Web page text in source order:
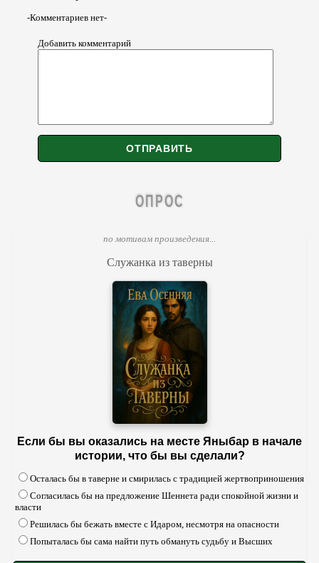
-Комментариев нет-
Добавить комментарий
ОПРОС
по мотивам произведения...
Служанка из таверны
Если бы вы оказались на месте Яныбар в начале
истории, что бы вы сделали?
Осталась бы в таверне и смирилась с традицией жертвоприношения
Согласилась бы на предложение Шеннета ради спокойной жизни и
власти
Решилась бы бежать вместе с Идаром, несмотря на опасности
Попыталась бы сама найти путь обмануть судьбу и Высших